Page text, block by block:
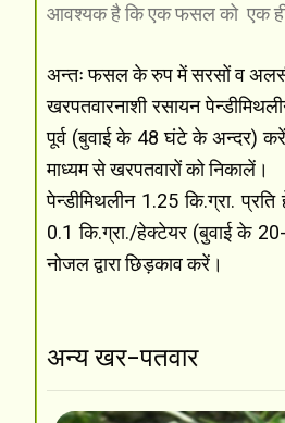
आवश्यक है कि एक फसल को एक
अन्तः फसल के रुप में सरसों व
खरपतवारनाशी रसायन
पूर्व (बुवाई के 48 घंटे के अन्दर) करें
माध्यम से खरपतवारों को निकालें।
पेन्डीमिथलीन 1.25 कि.ग्रा.
0.1 कि.ग्रा./हेक्टेयर (बुवाई के
नोजल द्वारा छिड़काव करें।
अन्य खर-पतवार